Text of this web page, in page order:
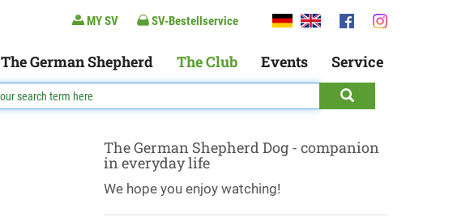
MY SV SV-Bestellservice
The German Shepherd The Club Events Service
The German Shepherd Dog - companion
in everyday life
We hope you enjoy watching!